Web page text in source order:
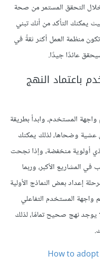
التحقق المستمر من صحة
يمكنك التأكد من أنك تبني
منظمة العمل أكثر ثقةً في
عائدًا جيدًا.
باعتماد النهج
واجهة المستخدم، وابدأ بطريقة
عشية وضحاها، لذلك يمكنك
أولوية منخفضة، وإذا نجحت
المشاريع الأكبر، وربما
إعداد بعض النماذج الأولية
المستخدم التفاعلي
نهج صحيح تمامًا، لذلك
How to